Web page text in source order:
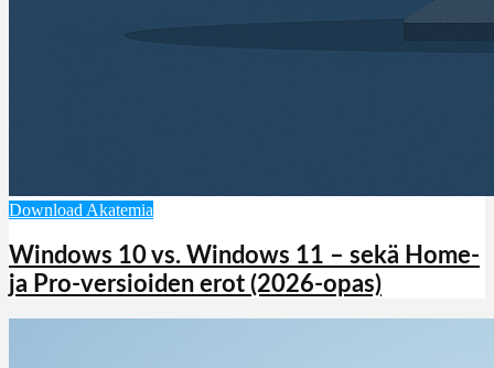
Download Akatemia
Windows 10 vs. Windows 11 – sekä Home-
ja Pro-versioiden erot (2026-opas)